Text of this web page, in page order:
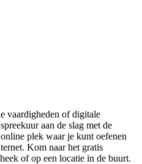
vaardigheden of digitale
aan de slag met de
plek waar je kunt oefenen
Kom naar het gratis
of op een locatie in de buurt.